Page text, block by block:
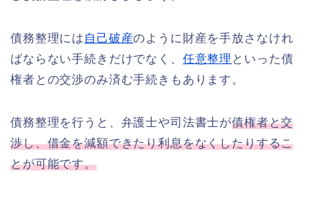
債務整理には 自己破産のように財産を手放さなけれ
ばならない手続きだけでなく、 任意整理 といった債
権者との交渉のみ済む手続きもあります。
債務整理を行うと、弁護士や司法書士が債権者と交
渉し、借金を減額できたり利息をなくしたりするこ
とが可能です。